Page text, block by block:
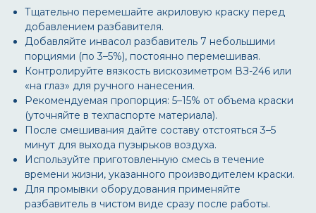
Тщательно перемешайте акриловую краску перед
добавлением разбавителя.
Добавляйте инвасол разбавитель 7 небольшими
порциями (по 3–5%), постоянно перемешивая.
Контролируйте вязкость вискозиметром ВЗ-246 или
«на глаз» для ручного нанесения.
Рекомендуемая пропорция: 5–15% от объема краски
(уточняйте в техпаспорте материала).
После смешивания дайте составу отстояться 3–5
минут для выхода пузырьков воздуха.
Используйте приготовленную смесь в течение
времени жизни, указанного производителем краски.
Для промывки оборудования применяйте
разбавитель в чистом виде сразу после работы.